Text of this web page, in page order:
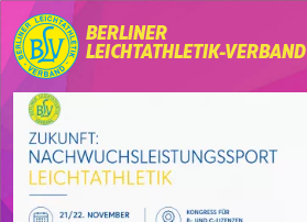
BERLINER
LEICHTATHLETIK-VERBAND